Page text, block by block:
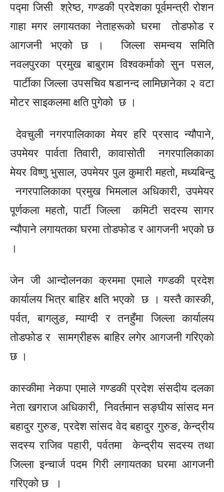
पद्मा जिसी श्रेष्ठ, गण्डकी प्रदेशका पूर्वमन्त्री रोशन
गाहामगर लगायतकानेताहरूकोघरमा तोडफोड र
आगजनी भएको छ । जिल्ला समन्वय समिति
नवलपुरका प्रमुख बाबुराम विश्वकर्माको सुन पसल,
पार्टीका जिल्ला उपसचिव षडानन्द लामिछानेका २ वटा
मोटर साइकलमा क्षति पुगेको छ ।
देवचुली नगरपालिकाका मेयर हरि प्रसाद न्यौपाने,
उपमेयर पार्वता तिवारी, कावासोती नगरपालिकाका
मेयर विष्णु भुसाल, उपमेयर पुल कुमारी महतो,मध्यबिन्दु
नगरपालिकाका प्रमुख भिमलाल अधिकारी, उपमेयर
पूर्णकला महतो, पार्टी जिल्लाकमिटीसदस्य सागर
न्यौपाने लगायतका घरमा तोडफोड र आगजनी भएको छ
।
जेन जी आन्दोलनका क्रममा एमाले गण्डकी प्रदेश
कार्यालय भित्र बाहिर क्षति भएको छ । यस्तै कास्की,
पर्वत, बागलुङ, म्याग्दी र तनहुँमा जिल्ला कार्यालय
तोडफोड रसामग्रीहरूबाहिर लगेर आगजनी गरिएको
छ ।
कास्कीमा नेकपा एमाले गण्डकी प्रदेश संसदीय दलका
नेता खगराज अधिकारी, निवर्तमानसङ्घीयसांसद मन
बहादुर गुरुङ, प्रदेश सांसद वेद बहादुर गुरुङ, केन्द्रीय
सदस्य राजिव पहारी, पर्वतमा केन्द्रीय सदस्य तथा
जिल्ला इन्चार्ज पदम गिरी लगायतका घरमा आगजनी
गरिएको छ ।